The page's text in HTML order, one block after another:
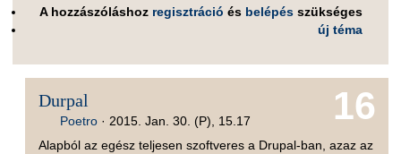
A hozzászóláshoz regisztráció és belépés szükséges
új téma
16
Durpal
Poetro· 2015. Jan. 30. (P), 15.17
Alapból az egész teljesen szoftveres a Drupal-ban, azaz az